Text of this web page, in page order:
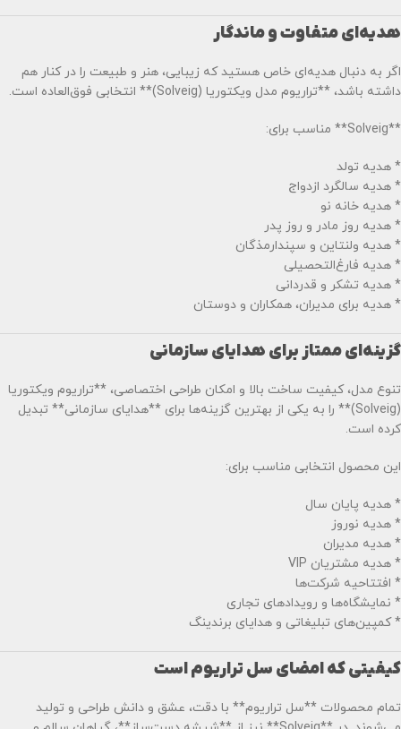
هدیه‌ای متفاوت و ماندگار
اگر به دنبال هدیه‌ای خاص هستید که زیبایی، هنر و طبیعت را در کنار هم
داشته باشد، **تراریوم مدل ویکتوریا (Solveig)** انتخابی فوق‌العاده است.
**Solveig** مناسب برای:
* هدیه تولد
* هدیه سالگرد ازدواج
* هدیه خانه نو
* هدیه روز مادر و روز پدر
* هدیه ولنتاین و سپندارمذگان
* هدیه فارغ‌التحصیلی
* هدیه تشکر و قدردانی
* هدیه برای مدیران، همکاران و دوستان
گزینه‌ای ممتاز برای هدایای سازمانی
تنوع مدل، کیفیت ساخت بالا و امکان طراحی اختصاصی، **تراریوم ویکتوریا
(Solveig)** را به یکی از بهترین گزینه‌ها برای **هدایای سازمانی** تبدیل
کرده است.
این محصول انتخابی مناسب برای:
* هدیه پایان سال
* هدیه نوروز
* هدیه مدیران
* هدیه مشتریان VIP
* افتتاحیه شرکت‌ها
* نمایشگاه‌ها و رویدادهای تجاری
* کمپین‌های تبلیغاتی و هدایای برندینگ
کیفیتی که امضای سل تراریوم است
تمام محصولات **سل تراریوم** با دقت، عشق و دانش طراحی و تولید